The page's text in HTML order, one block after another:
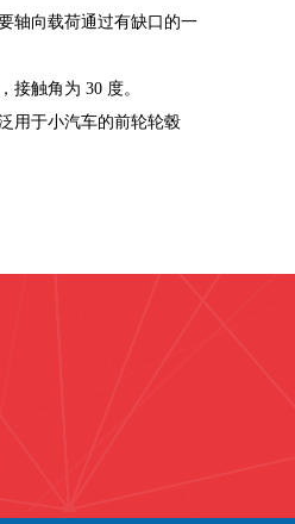
轴向载荷通过有缺口的一
触角为 30 度。
用于小汽车的前轮轮毂